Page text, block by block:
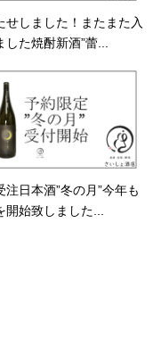
せしました！またまた入
した焼酎新酒”蕾...
注日本酒”冬の月”今年も
開始致しました...